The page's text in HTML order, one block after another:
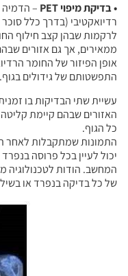
• בדיקת מיפוי PET
– הדמיה
לרקמות שבהן קצב חילוף
ממאירים, אך גם אזורים
אופן הפיזור של החומר
התפשטותם של גידולים בגוף.
עשיית שתי הבדיקות בו
כל הגוף.
התמונות שמתקבלות לאחר
יכול לעיין בכל פרוסה
המחשב. הודות
של כל בדיקה בנפרד או